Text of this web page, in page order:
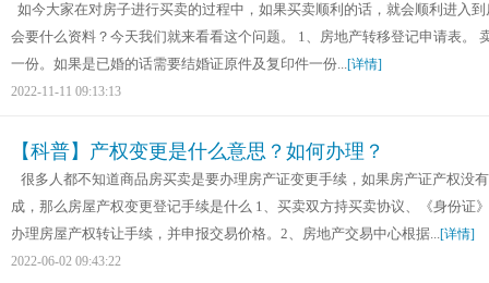
如今大家在对房子进行买卖的过程中，如果买卖顺利的话，就会顺利进入
会要什么资料？今天我们就来看看这个问题。 1、房地产转移登记申请表。
一份。如果是已婚的话需要结婚证原件及复印件一份...[详情]
2022-11-11 09:13:13
【科普】产权变更是什么意思？如何办理？
很多人都不知道商品房买卖是要办理房产证变更手续，如果房产证产权没
成，那么房屋产权变更登记手续是什么 1、买卖双方持买卖协议、《身份证
办理房屋产权转让手续，并申报交易价格。2、房地产交易中心根据...[详情]
2022-06-02 09:43:22